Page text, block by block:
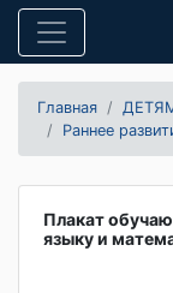
Главная
Раннее
Плакат
языку и